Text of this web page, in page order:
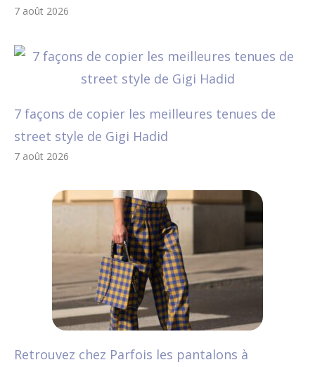
7 août 2026
7 façons de copier les meilleures tenues de
street style de Gigi Hadid
7 août 2026
Retrouvez chez Parfois les pantalons à